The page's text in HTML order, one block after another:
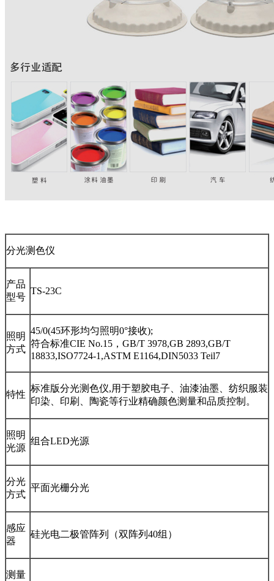
分光测色仪
产品
型号
TS-23C
照明
方式
45/0(45环形均匀照明0°接收);
符合标准CIE No.15，GB/T 3978,GB 2893,GB/T
18833,ISO7724-1,ASTM E1164,DIN5033 Teil7
特性
标准版分光测色仪,用于塑胶电子、油漆油墨、纺织服装
印染、印刷、陶瓷等行业精确颜色测量和品质控制。
照明
光源
组合LED光源
分光
方式
平面光栅分光
感应
器
硅光电二极管阵列（双阵列40组）
测量